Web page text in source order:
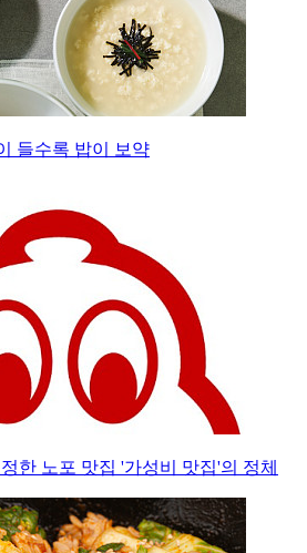
들수록 밥이 보약
한 노포 맛집 '가성비 맛집'의 정체